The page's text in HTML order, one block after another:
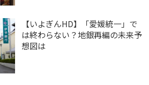
【いよぎんHD】「愛媛統一」で
は終わらない？地銀再編の未来予
想図は